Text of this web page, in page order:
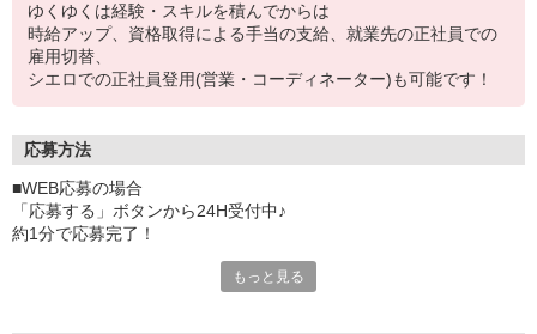
ゆくゆくは経験・スキルを積んでからは
時給アップ、資格取得による手当の支給、就業先の正社員での
雇用切替、
シエロでの正社員登用(営業・コーディネーター)も可能です！
応募方法
■WEB応募の場合
「応募する」ボタンから24H受付中♪
約1分で応募完了！
もっと見る